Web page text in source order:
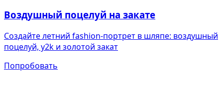
Воздушный поцелуй на закате
Создайте летний fashion-портрет в шляпе: воздушный
поцелуй, y2k и золотой закат
Попробовать